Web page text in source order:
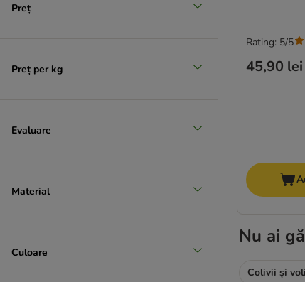
Preț
Preț per kg
Evaluare
Material
Culoare
45,90 lei
Rating: 5/5
Nu ai
Colivii și